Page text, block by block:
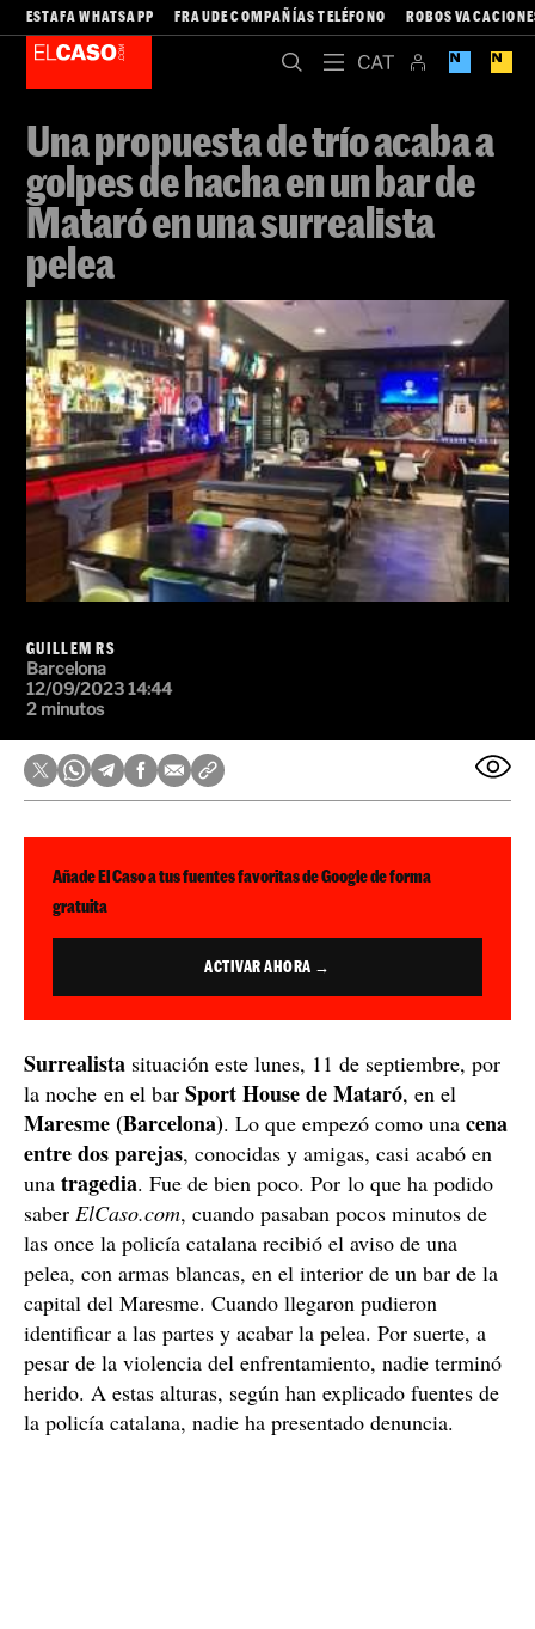
ESTAFA WHATSAPP FRAUDE COMPAÑÍAS TELÉFONO ROBOS
Una propuesta de trío acaba a
golpes de hacha en un bar de
Mataró en una surrealista
pelea
GUILLEM RS
Barcelona
12/09/2023 14:44
2 minutos
Añade El Caso a tus fuentes favoritas de Google de forma
gratuita
ACTIVAR AHORA →
Surrealista situación este lunes, 11 de septiembre, por
la noche en el bar Sport House de Mataró, en el
Maresme (Barcelona). Lo que empezó como una cena
entre dos parejas, conocidas y amigas, casi acabó en
una tragedia. Fue de bien poco. Por lo que ha podido
saber ElCaso.com, cuando pasaban pocos minutos de
las once la policía catalana recibió el aviso de una
pelea, con armas blancas, en el interior de un bar de la
capital del Maresme. Cuando llegaron pudieron
identificar a las partes y acabar la pelea. Por suerte, a
pesar de la violencia del enfrentamiento, nadie terminó
herido. A estas alturas, según han explicado fuentes de
la policía catalana, nadie ha presentado denuncia.